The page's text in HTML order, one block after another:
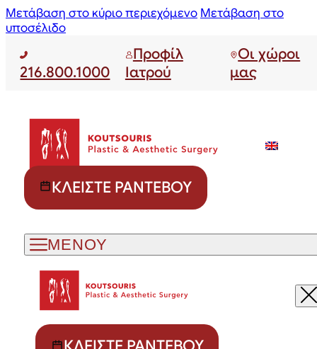
Μετάβαση στο κύριο περιεχόμενο Μετάβαση στο
υποσέλιδο
216.800.1000
Προφίλ
Ιατρού
Οι χώροι
μας
ΚΛΕΊΣΤΕ ΡΑΝΤΕΒΟΎ